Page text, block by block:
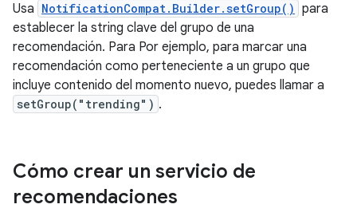
Usa NotificationCompat.Builder.setGroup() para
establecer la string clave del grupo de una
recomendación. Para Por ejemplo, para marcar una
recomendación como perteneciente a un grupo que
incluye contenido del momento nuevo, puedes llamar a
setGroup("trending") .
Cómo crear un servicio de
recomendaciones